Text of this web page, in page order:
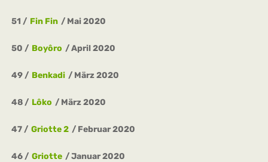
51 Fin Fin Mai 2020
50 Boyôro April 2020
49 Benkadi März 2020
48 Lôko März 2020
47 Griotte 2 Februar 2020
46 Griotte Januar 2020